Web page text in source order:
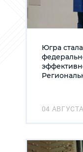
Югра
04